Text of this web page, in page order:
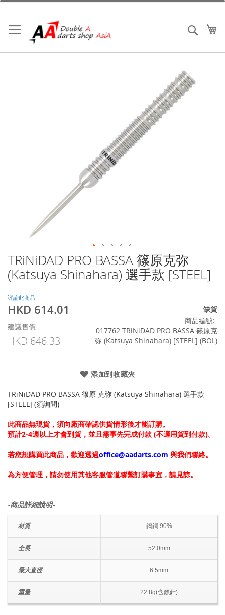
跳
內
容
搜索
TRiNiDAD PRO BASSA 篠原克弥
(Katsuya Shinahara) 選手款 [STEEL]
評論此商品
特
價
格
HKD 614.01
建議售價
HKD 646.33
缺貨
商品編號
017762 TRiNiDAD PRO BASSA 篠原克
弥 (Katsuya Shinahara) [STEEL] (BOL)
添加到收藏夾
TRiNiDAD PRO BASSA 篠原 克弥 (Katsuya Shinahara) 選手款
[STEEL] (須詢問)
此商品無現貨，須向廠商確認供貨情形後才能訂購。
預計2-4週以上才會到貨，並且需事先完成付款 (不適用貨到付款)。
若您想購買此商品，歡迎透過office@aadarts.com 與我們聯絡。
為方便管理，請勿使用其他客服管道聯繫訂購事宜，請見諒。
-商品詳細說明-
材質 鎢鋼 90%
全長 52.0mm
最大直徑 6.5mm
重量 22.8g(含鏢針)
Skip
to
the
of
the
gallery